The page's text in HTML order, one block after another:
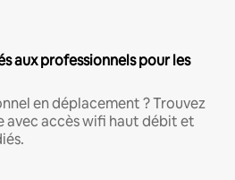
aux professionnels pour les
en déplacement ? Trouvez
avec accès wifi haut débit et